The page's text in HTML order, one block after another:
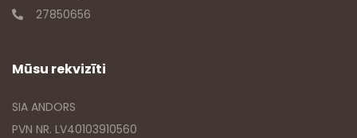
27850656
Mūsu rekvizīti
SIA ANDORS
PVN NR. LV40103910560